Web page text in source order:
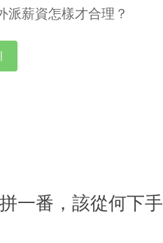
派薪資怎樣才合理？
一番，該從何下